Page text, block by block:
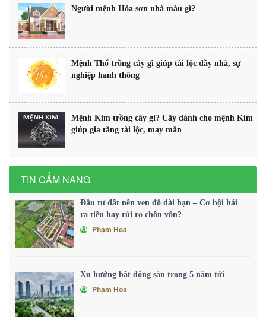
Người mệnh Hỏa sơn nhà màu gì?
Mệnh Thổ trồng cây gì giúp tài lộc đầy nhà, sự
nghiệp hanh thông
Mệnh Kim trồng cây gì? Cây dành cho mệnh Kim
giúp gia tăng tài lộc, may mắn
TIN CẨM NANG
Đầu tư đất nền ven đô dài hạn – Cơ hội hái
ra tiền hay rủi ro chôn vốn?
Phạm Hoa
Xu hướng bất động sản trong 5 năm tới
Phạm Hoa